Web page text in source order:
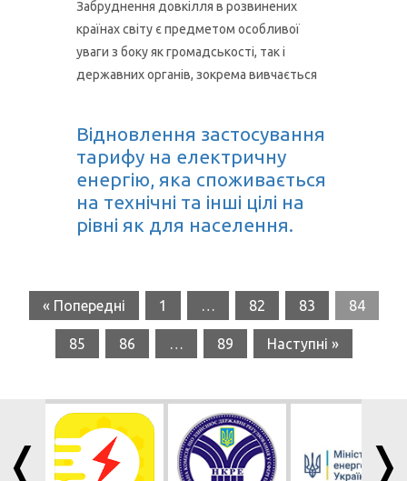
Забруднення довкілля в розвинених
країнах світу є предметом особливої
уваги з боку як громадськості, так і
державних органів, зокрема вивчається
Відновлення застосування
тарифу на електричну
енергію, яка споживається
на технічні та інші цілі на
рівні як для населення.
« Попередні 1 … 82 83 84
85 86 … 89 Наступні »
❬ ❭